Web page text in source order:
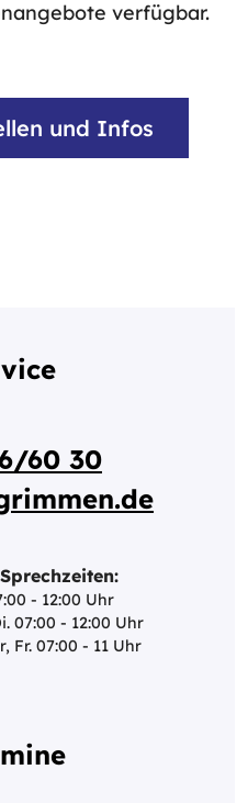
verfügbar.
und Infos
60 30
- 12:00 Uhr
07:00 - 12:00 Uhr
Fr. 07:00 - 11 Uhr